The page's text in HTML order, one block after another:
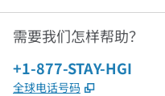
需要我们怎样帮助？
电话：
+1-877-STAY-HGI
全球电话号码 ,